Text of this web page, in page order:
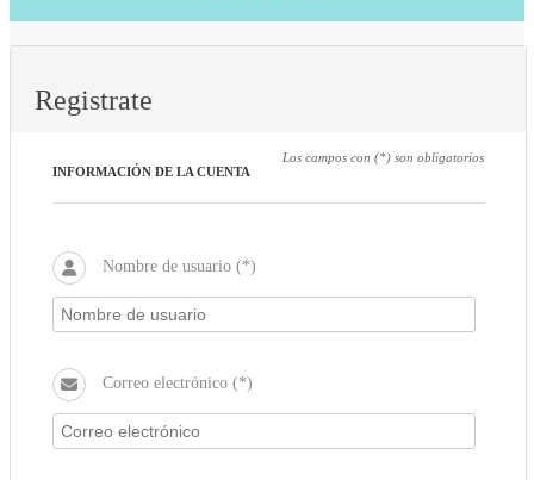
Registrate
Los campos con (*) son obligatorios
INFORMACIÓN DE LA CUENTA
Nombre de usuario (*)
Correo electrónico (*)